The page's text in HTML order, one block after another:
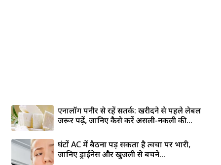
एनालॉग पनीर से रहें सतर्क: खरीदने से पहले लेबल
जरूर पढ़ें, जानिए कैसे करें असली-नकली की...
घंटों AC में बैठना पड़ सकता है त्वचा पर भारी,
जानिए ड्राईनेस और खुजली से बचने...